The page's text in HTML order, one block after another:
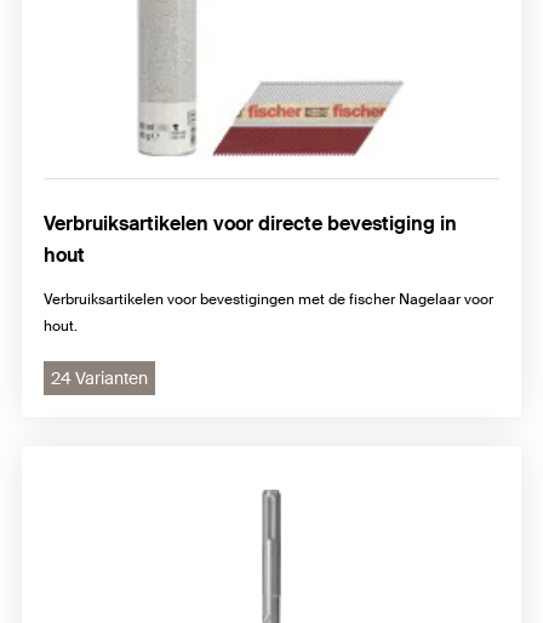
Verbruiksartikelen voor directe bevestiging in
hout
Verbruiksartikelen voor bevestigingen met de fischer Nagelaar voor
hout.
24 Varianten